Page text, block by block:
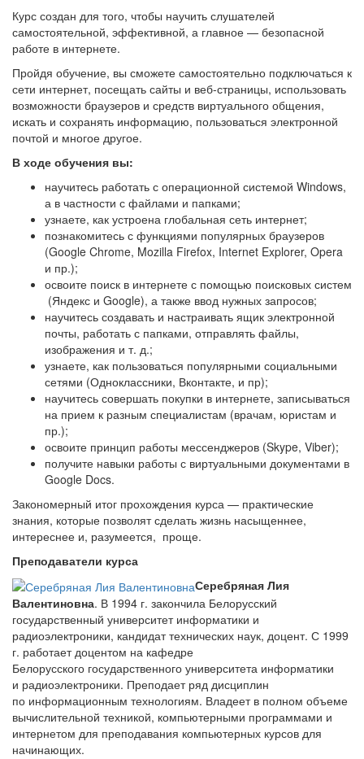
Курс создан для того, чтобы научить слушателей
самостоятельной, эффективной, а главное — безопасной
работе в интернете.
Пройдя обучение, вы сможете самостоятельно подключаться к
сети интернет, посещать сайты и веб-страницы, использовать
возможности браузеров и средств виртуального общения,
искать и сохранять информацию, пользоваться электронной
почтой и многое другое.
В ходе обучения вы:
научитесь работать с операционной системой Windows,
а в частности с файлами и папками;
узнаете, как устроена глобальная сеть интернет;
познакомитесь с функциями популярных браузеров
(Google Chrome, Mozilla Firefox, Internet Explorer, Opera
и пр.);
освоите поиск в интернете с помощью поисковых систем
(Яндекс и Google), а также ввод нужных запросов;
научитесь создавать и настраивать ящик электронной
почты, работать с папками, отправлять файлы,
изображения и т. д.;
узнаете, как пользоваться популярными социальными
сетями (Одноклассники, Вконтакте, и пр);
научитесь совершать покупки в интернете, записываться
на прием к разным специалистам (врачам, юристам и
пр.);
освоите принцип работы мессенджеров (Skype, Viber);
получите навыки работы с виртуальными документами в
Google Docs.
Закономерный итог прохождения курса — практические
знания, которые позволят сделать жизнь насыщеннее,
интереснее и, разумеется, проще.
Преподаватели курса
Серебряная Лия
Валентиновна. В 1994 г. закончила Белорусский
государственный университет информатики и
радиоэлектроники, кандидат технических наук, доцент. С 1999
г. работает доцентом на кафедре
Белорусского государственного университета информатики
и радиоэлектроники. Преподает ряд дисциплин
по информационным технологиям. Владеет в полном объеме
вычислительной техникой, компьютерными программами и
интернетом для преподавания компьютерных курсов для
начинающих.